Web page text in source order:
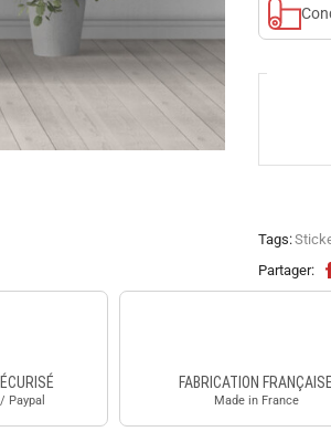
Tags:
Partager:
Paypal
FABRICATION FRANÇAISE
Made in France